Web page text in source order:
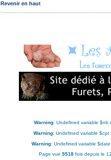
Revenir en haut
Warning: Undefined variable $nb
Warning: Undefined variable $cpt
Warning: Undefined variable
Page vue 5518 fois depuis le